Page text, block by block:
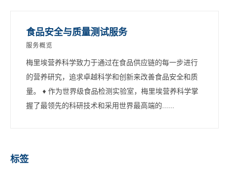
食品安全与质量测试服务
服务概览
梅里埃营养科学致力于通过在食品供应链的每一步进行
的营养研究，追求卓越科学和创新来改善食品安全和质
量。 ♦ 作为世界级食品检测实验室，梅里埃营养科学掌
握了最领先的科研技术和采用世界最高端的......
标签